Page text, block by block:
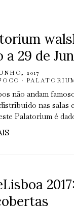
a 29 de
2017
·
não andam
nas salas
Palatorium é